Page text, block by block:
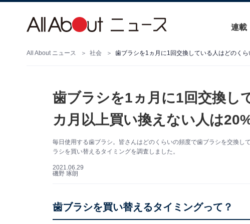
連載
All About ニュース 社会 歯ブラシを1ヵ月に1回交換している人はどのく
歯ブラシを1ヵ月に1回交換し
カ月以上買い換えない人は
毎日使用する歯ブラシ。皆さんはどのくらいの頻度で歯ブラシを交換
ラシを買い替えるタイミングを調査しました。
2021.06.29
磯野 琢朗
歯ブラシを買い替えるタイミングって？